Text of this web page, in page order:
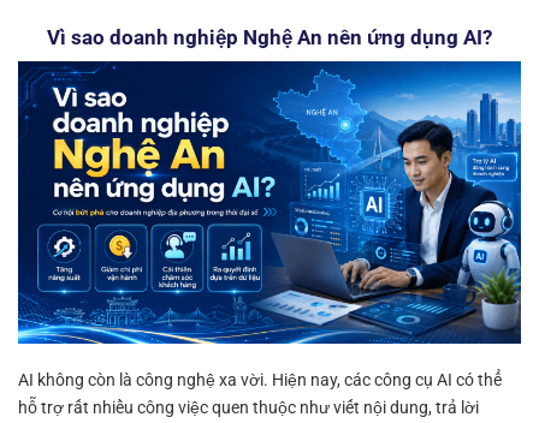
Vì sao doanh nghiệp Nghệ An nên ứng dụng AI?
AI không còn là công nghệ xa vời. Hiện nay, các công cụ AI có thể
hỗ trợ rất nhiều công việc quen thuộc như viết nội dung, trả lời